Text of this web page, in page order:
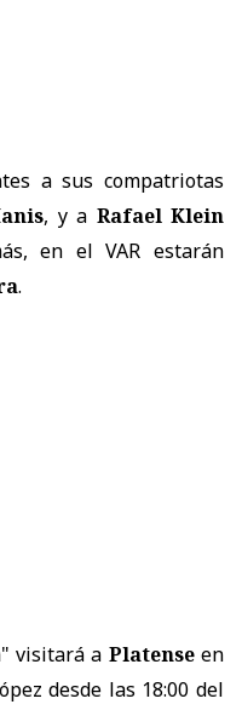
a sus compatriotas
, y a Rafael Klein
en el VAR estarán
.
visitará a Platenseen
desde las 18:00 del